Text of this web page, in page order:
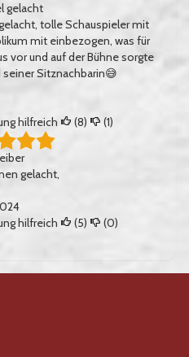
gelacht
tolle Schauspieler mit
mit einbezogen, was für
vor und auf der Bühne sorgte
Sitznachbarin😅
hilfreich (8) (1)
gelacht,
hilfreich (5) (0)